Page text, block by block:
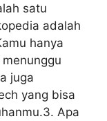
satu
adalah
hanya
juga
yang bisa
Apa